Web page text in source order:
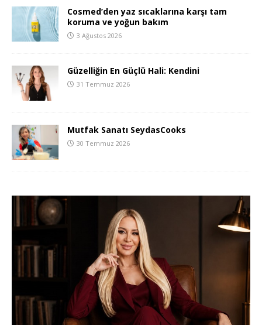
Cosmed’den yaz sıcaklarına karşı tam
koruma ve yoğun bakım
3 Ağustos 2026
Güzelliğin En Güçlü Hali: Kendini
31 Temmuz 2026
Mutfak Sanatı SeydasCooks
30 Temmuz 2026